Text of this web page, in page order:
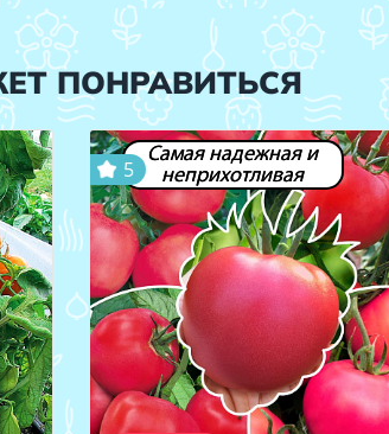
ПОНРАВИТЬСЯ
Самая надежная и
неприхотливая
5